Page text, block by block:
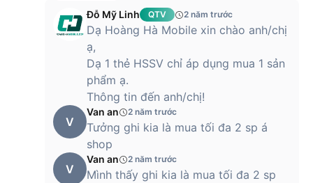
Đỗ Mỹ Linh QTV 2 năm trước
Dạ Hoàng Hà Mobile xin chào anh/chị
ạ,
Dạ 1 thẻ HSSV chỉ áp dụng mua 1 sản
phẩm ạ.
Thông tin đến anh/chị!
V
Van an 2 năm trước
Tưởng ghi kia là mua tối đa 2 sp á
shop
V
Van an 2 năm trước
Mình thấy ghi kia là mua tối đa 2 sp